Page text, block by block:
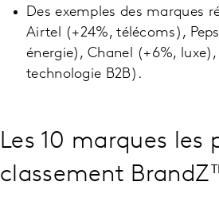
Des exemples des marques
Airtel (+24%, télécoms),
énergie), Chanel (+6%,
technologie B2B).
Les 10 marques les
classement